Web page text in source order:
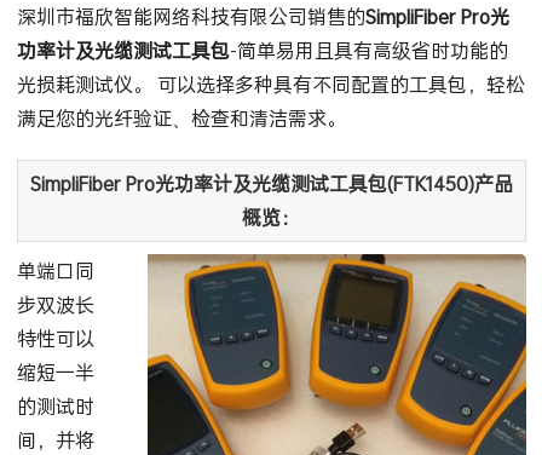
深圳市福欣智能网络科技有限公司销售的SimpliFiber Pro光
功率计及光缆测试工具包-简单易用且具有高级省时功能的
光损耗测试仪。 可以选择多种具有不同配置的工具包，轻松
满足您的光纤验证、检查和清洁需求。
SimpliFiber Pro光功率计及光缆测试工具包(FTK1450)产品
概览：
单端口同
步双波长
特性可以
缩短一半
的测试时
间，并将